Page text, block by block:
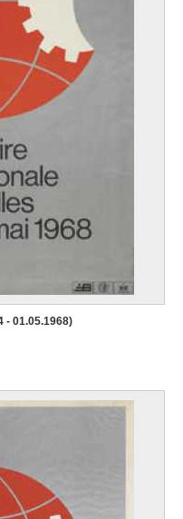
- 01.05.1968)